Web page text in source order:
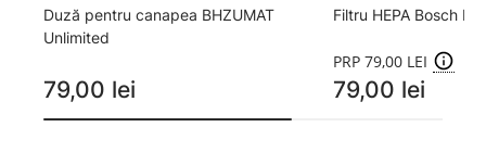
Duză pentru canapea BHZUMAT
Unlimited
79,00 lei
Filtru HEPA Bosch
PRP 79,00 LEI
79,00 lei